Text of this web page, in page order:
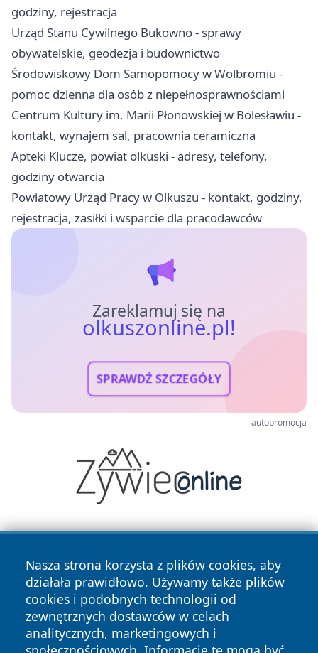
godziny, rejestracja
Urząd Stanu Cywilnego Bukowno - sprawy
obywatelskie, geodezja i budownictwo
Środowiskowy Dom Samopomocy w Wolbromiu -
pomoc dzienna dla osób z niepełnosprawnościami
Centrum Kultury im. Marii Płonowskiej w Bolesławiu -
kontakt, wynajem sal, pracownia ceramiczna
Apteki Klucze, powiat olkuski - adresy, telefony,
godziny otwarcia
Powiatowy Urząd Pracy w Olkuszu - kontakt, godziny,
rejestracja, zasiłki i wsparcie dla pracodawców
Zareklamuj się na
olkuszonline.pl!
SPRAWDŹ SZCZEGÓŁY
autopromocja
Nasza strona korzysta z plików cookies, aby
działała prawidłowo. Używamy także plików
cookies i podobnych technologii od
zewnętrznych dostawców w celach
analitycznych, marketingowych i
Copyright © 2026 olkuszonline.pl Wszystkie prawa
zastrzeżone.